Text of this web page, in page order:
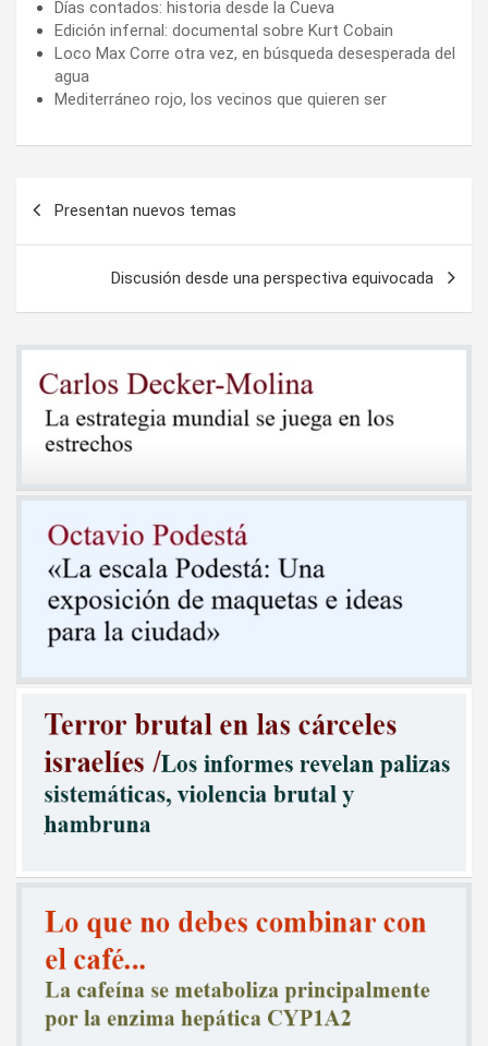
Días contados: historia desde la Cueva
Edición infernal: documental sobre Kurt Cobain
Loco Max Corre otra vez, en búsqueda desesperada del
agua
Mediterráneo rojo, los vecinos que quieren ser
entradas
Presentan nuevos temas
Discusión desde una perspectiva equivocada